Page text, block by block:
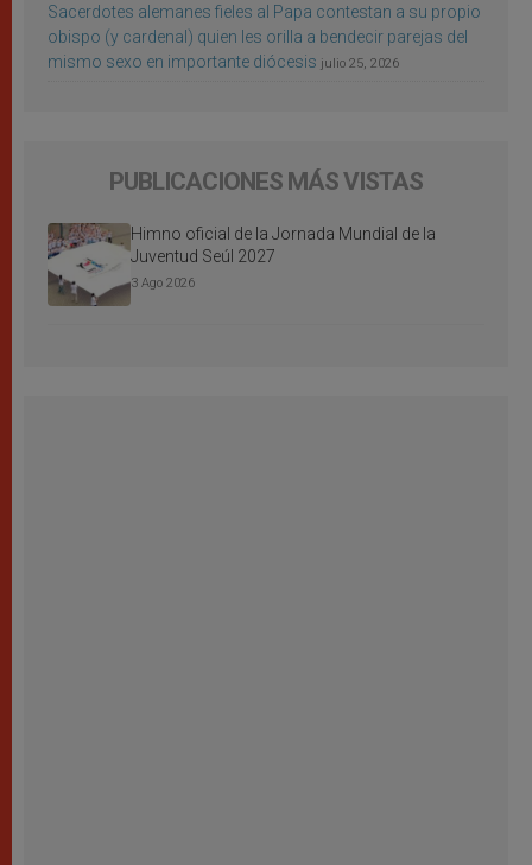
Sacerdotes alemanes fieles al Papa contestan a su propio
obispo (y cardenal) quien les orilla a bendecir parejas del
mismo sexo en importante diócesis julio 25, 2026
PUBLICACIONES MÁS VISTAS
Himno oficial de la Jornada Mundial de la
Juventud Seúl 2027
3 Ago 2026